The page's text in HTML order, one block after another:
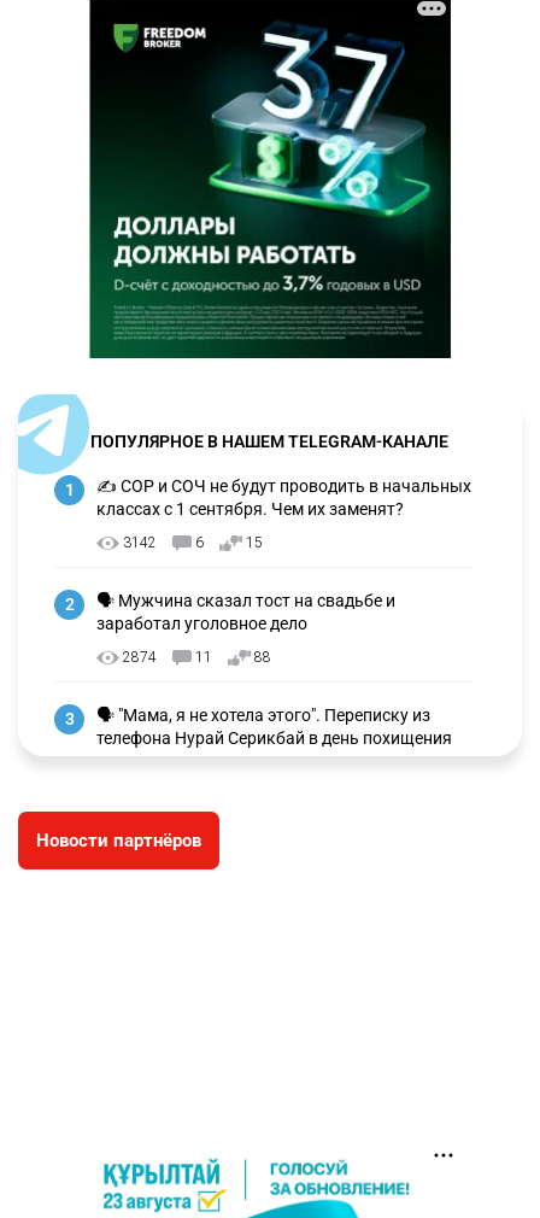
ПОПУЛЯРНОЕ В НАШЕМ TELEGRAM-КАНАЛЕ
1
✍️ СОР и СОЧ не будут проводить в начальных
классах с 1 сентября. Чем их заменят?
3142 6 15
2
🗣 Мужчина сказал тост на свадьбе и
заработал уголовное дело
2874 11 88
3
🗣 "Мама, я не хотела этого". Переписку из
телефона Нурай Серикбай в день похищения
зачитали в суде
⚠️ Доброе утро, друзья! Предлагаем обзор
главных новостей за 4 августа
2713 2 39
Новости партнёров